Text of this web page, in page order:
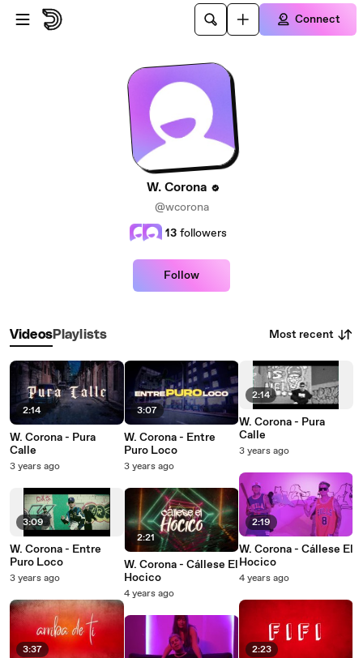
Skip to main content
Connect
W. Corona
@wcorona
13 followers
Follow
VideosPlaylists Most recent
2:14
W. Corona - Pura
Calle
3 years ago
3:09
W. Corona - Entre
Puro Loco
3 years ago
3:37
3:07
W. Corona - Entre
Puro Loco
3 years ago
2:21
W. Corona - Cállese El
Hocico
4 years ago
2:14
W. Corona - Pura
Calle
3 years ago
2:19
W. Corona - Cállese El
Hocico
4 years ago
2:23